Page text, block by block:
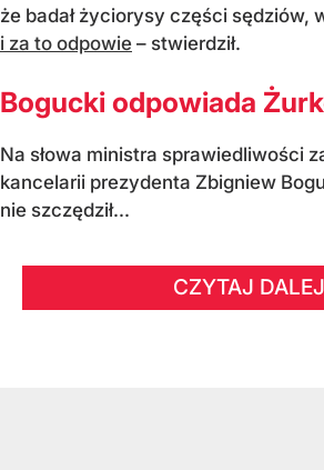
że badał życiorysy części sędziów,
i za to odpowie – stwierdził.
Bogucki odpowiada
Na słowa ministra sprawiedliwości
kancelarii prezydenta Zbigniew
nie szczędził...
CZYTAJ DALEJ